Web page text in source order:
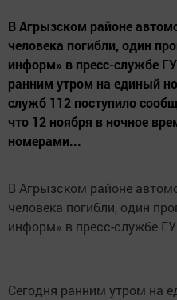
В Агрызском районе
человека погибли, один
информ» в пресс-службе
ранним утром на единый
служб 112 поступило
что 12 ноября в ночное
номерами...
В Агрызском районе
человека погибли, один
информ» в пресс-службе
Сегодня ранним утром на